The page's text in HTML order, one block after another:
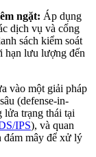
ngặt: Áp dụng
dịch vụ và cổng
sách kiểm soát
hạn lưu lượng đến
vào một giải pháp
(defense-in-
lửa trạng thái tại
IPS), và quan
đám mây để xử lý